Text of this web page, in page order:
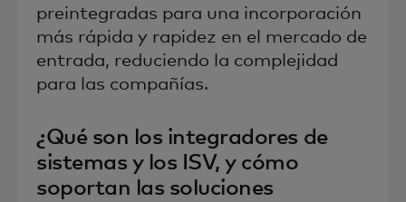
preintegradas para una incorporación
más rápida y rapidez en el mercado de
entrada, reduciendo la complejidad
para las compañías.
¿Qué son los integradores de
sistemas y los ISV, y cómo
soportan las soluciones